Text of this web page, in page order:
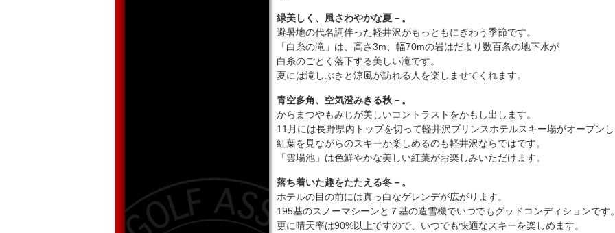
緑美しく、風さわやかな夏－。
避暑地の代名詞伴った軽井沢がもっともにぎわう季節です。
「白糸の滝」は、高さ3m、幅70mの岩はだより数百条の地下水が
白糸のごとく落下する美しい滝です。
夏には滝しぶきと涼風が訪れる人を楽しませてくれます。
青空多角、空気澄みきる秋－。
からまつやもみじが美しいコントラストをかもし出します。
11月には長野県内トップを切って軽井沢プリンスホテルスキー場がオープン
紅葉を見ながらのスキーが楽しめるのも軽井沢ならではです。
「雲場池」は色鮮やかな美しい紅葉がお楽しみいただけます。
落ち着いた趣をたたえる冬－。
ホテルの目の前には真っ白なゲレンデが広がります。
195基のスノーマシーンと７基の造雪機でいつでもグッドコンディションです
更に晴天率は90%以上ですので、いつでも快適なスキーを楽しめます。